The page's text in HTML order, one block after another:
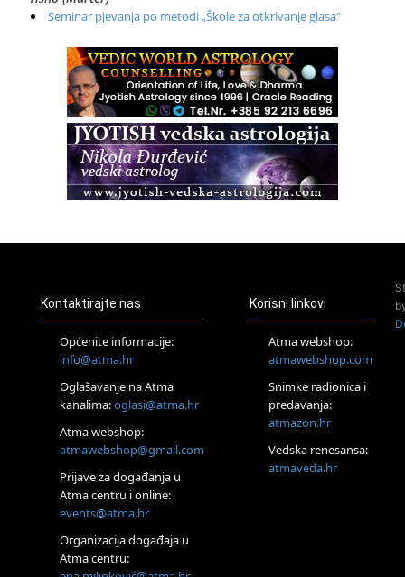
Seminar pjevanja po metodi „Škole za otkrivanje glasa“
Radionica: Pomagači iz drugih dimenzija Online – otvoreno za
Zagreb+Online
Osnovni ThetaHealing® tečaj, Zagreb i Online
Access BARS®, otpusti stres
Pjesma srca / Zagreb
Tečaj Višeg Vodstva, razvijanja intuicije i Akaša zapisa
Online
Postanite Nositelj Vibracije Nove Zemlje
Visoko
Alemka Dauskardt – Jednodnevna radionica sistemskih
konstelacija
Zagreb
HOD PO ŽERAVICI – Seminar koji mijenja tijelo, duh i um
SoulFest – Festival glazbe, mudrosti i zajedništva
Kontaktirajte nas
Općenite informacije:
info@atma.hr
Oglašavanje na Atma
kanalima:oglasi@atma.hr
Atma webshop:
atmawebshop@gmail.com
Prijave za događanja u
Atma centru i online:
events@atma.hr
Organizacija događaja u
Atma centru:
Korisni linkovi
Atma webshop:
atmawebshop.com
Snimke radionica i
predavanja:
atmazon.hr
Vedska renesansa:
atmaveda.hr